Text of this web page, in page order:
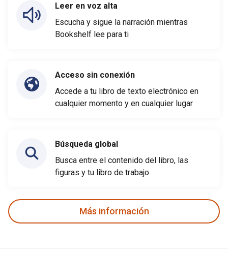
Leer en voz alta
Escucha y sigue la narración mientras
Bookshelf lee para ti
Acceso sin conexión
Accede a tu libro de texto electrónico en
cualquier momento y en cualquier lugar
Búsqueda global
Busca entre el contenido del libro, las
figuras y tu libro de trabajo
Más información